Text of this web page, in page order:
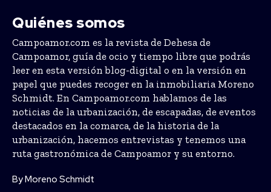
Quiénes somos
Campoamor.com es la revista de Dehesa de
Campoamor, guía de ocio y tiempo libre que podrás
leer en esta versión blog-digital o en la versión en
papel que puedes recoger en la inmobiliaria Moreno
Schmidt. En Campoamor.com hablamos de las
noticias de la urbanización, de escapadas, de eventos
destacados en la comarca, de la historia de la
urbanización, hacemos entrevistas y tenemos una
ruta gastronómica de Campoamor y su entorno.
By Moreno Schmidt